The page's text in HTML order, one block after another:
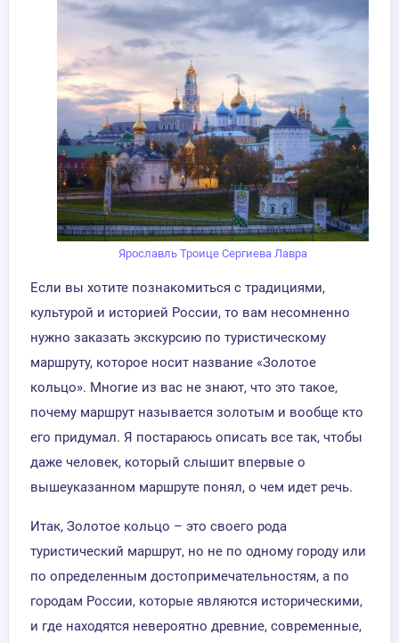
Ярославль Троице Сергиева Лавра
Если вы хотите познакомиться с традициями,
культурой и историей России, то вам несомненно
нужно заказать экскурсию по туристическому
маршруту, которое носит название «Золотое
кольцо». Многие из вас не знают, что это такое,
почему маршрут называется золотым и вообще кто
его придумал. Я постараюсь описать все так, чтобы
даже человек, который слышит впервые о
вышеуказанном маршруте понял, о чем идет речь.
Итак, Золотое кольцо – это своего рода
туристический маршрут, но не по одному городу или
по определенным достопримечательностям, а по
городам России, которые являются историческими,
и где находятся невероятно древние, современные,